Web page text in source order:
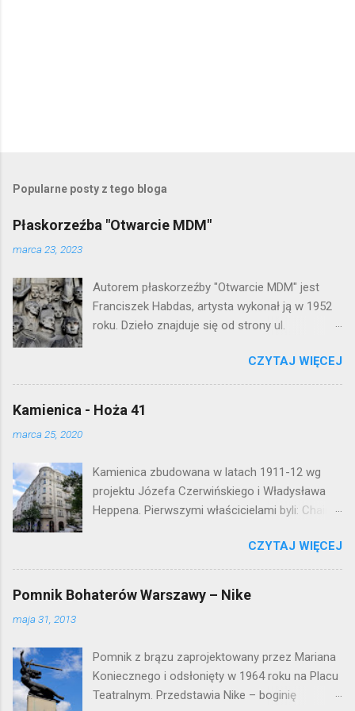
Popularne posty z tego bloga
Płaskorzeźba "Otwarcie MDM"
marca 23, 2023
Autorem płaskorzeźby "Otwarcie MDM" jest
Franciszek Habdas, artysta wykonał ją w 1952
roku. Dzieło znajduje się od strony ul.
warszawskiej flagowej inwestycji
mieszkaniowej lat 50. Lokalizacja: Śródmieście
CZYTAJ WIĘCEJ
Kamienica - Hoża 41
marca 25, 2020
Kamienica zbudowana w latach 1911-12 wg
projektu Józefa Czerwińskiego i Władysława
Heppena. Pierwszymi właścicielami byli: Chaim
kamienica była zamieszkała przez
pracowników Elektrowni Warszawskiej. Ten
okazały budynek wyszedł bez szwanku z II
wojny światowej. Lokalizacja: Śródmieście
CZYTAJ WIĘCEJ
Pomnik Bohaterów Warszawy – Nike
maja 31, 2013
Pomnik z brązu zaprojektowany przez Mariana
Koniecznego i odsłonięty w 1964 roku na Placu
Teatralnym. Przedstawia Nike – boginię